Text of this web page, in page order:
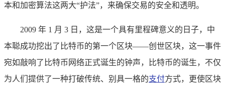
本和加密算法这两大“护法”，来确保交易的安全和透明。
2009 年 1 月 3 日，这是一个具有里程碑意义的日子，中
本聪成功挖出了比特币的第一个区块——创世区块，这一事件
宛如敲响了比特币网络正式诞生的钟声，比特币的诞生，不仅
为人们提供了一种打破传统、别具一格的支付方式，更使区块